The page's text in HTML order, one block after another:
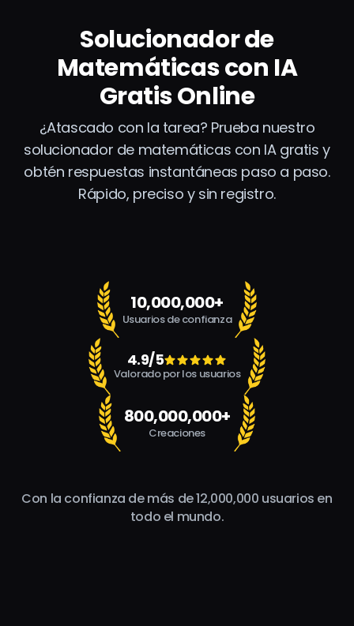
Solucionador de
Matemáticas con IA
Gratis Online
¿Atascado con la tarea? Prueba nuestro
solucionador de matemáticas con IA gratis y
obtén respuestas instantáneas paso a paso.
Rápido, preciso y sin registro.
10,000,000+
Usuarios de confianza
4.9/5
Valorado por los usuarios
800,000,000+
Creaciones
Con la confianza de más de 12,000,000 usuarios en
todo el mundo.